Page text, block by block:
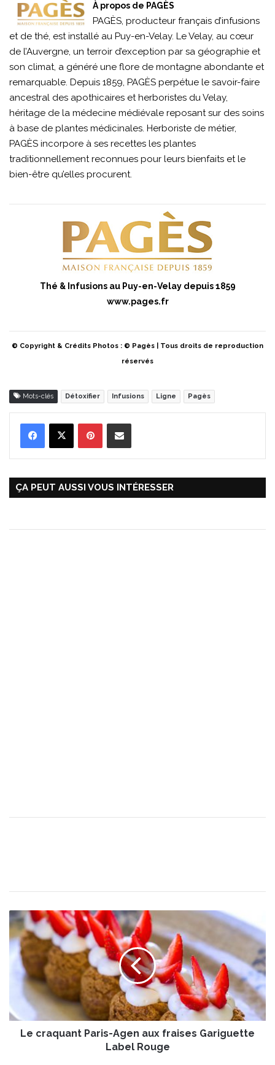
À propos de PAGÈS
PAGÈS, producteur français d’infusions
et de thé, est installé au Puy-en-Velay. Le Velay, au cœur
de l’Auvergne, un terroir d’exception par sa géographie et
son climat, a généré une flore de montagne abondante et
remarquable. Depuis 1859, PAGÈS perpétue le savoir-faire
ancestral des apothicaires et herboristes du Velay,
héritage de la médecine médiévale reposant sur des soins
à base de plantes médicinales. Herboriste de métier,
PAGÈS incorpore à ses recettes les plantes
traditionnellement reconnues pour leurs bienfaits et le
bien-être qu’elles procurent.
Thé & Infusions au Puy-en-Velay depuis 1859
www.pages.fr
© Copyright & Crédits Photos : © Pagès | Tous droits de reproduction
réservés
Mots-clés Détoxifier Infusions Ligne Pagès
ÇA PEUT AUSSI VOUS INTÉRESSER
L
e
c
a
n
Le craquant Paris-Agen aux fraises Gariguette
Label Rouge